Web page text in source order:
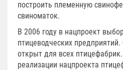
построить племенную
свиноматок.
В 2006 году в нацпроект
птицеводческих
открыт для всех
реализации нацпроекта